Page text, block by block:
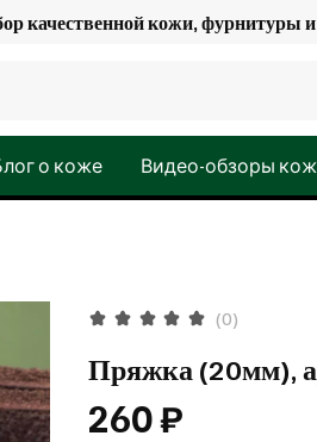
выбор качественной кожи,
о коже Видео-обзоры
(0)
Пряжка (20мм),
260 ₽